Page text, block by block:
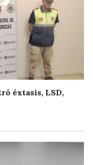
éxtasis, LSD,